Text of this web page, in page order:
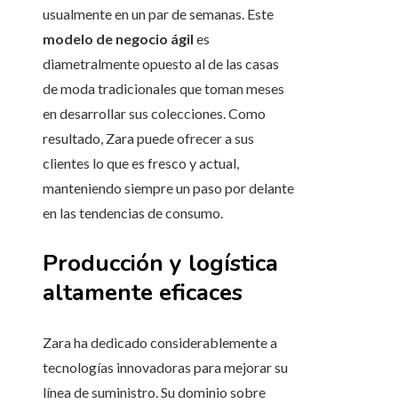
usualmente en un par de semanas. Este
modelo de negocio ágil es
diametralmente opuesto al de las casas
de moda tradicionales que toman meses
en desarrollar sus colecciones. Como
resultado, Zara puede ofrecer a sus
clientes lo que es fresco y actual,
manteniendo siempre un paso por delante
en las tendencias de consumo.
Producción y logística
altamente eficaces
Zara ha dedicado considerablemente a
tecnologías innovadoras para mejorar su
línea de suministro. Su dominio sobre